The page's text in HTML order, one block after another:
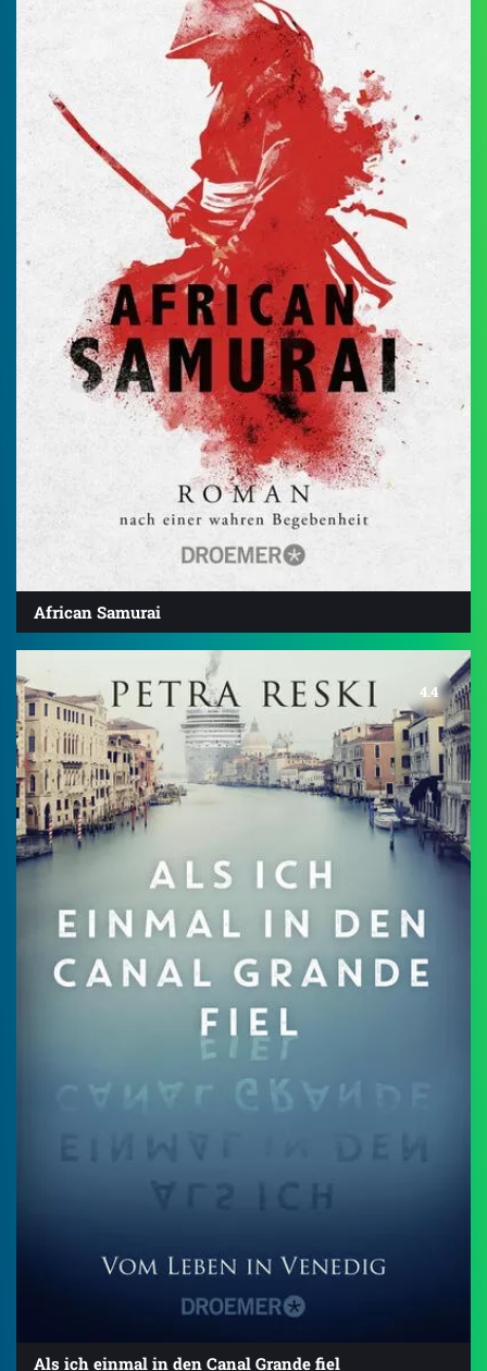
African Samurai
4.4
Als ich einmal in den Canal Grande fiel